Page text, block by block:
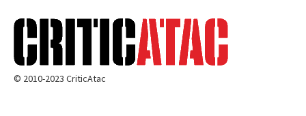
© 2010-2023 CriticAtac